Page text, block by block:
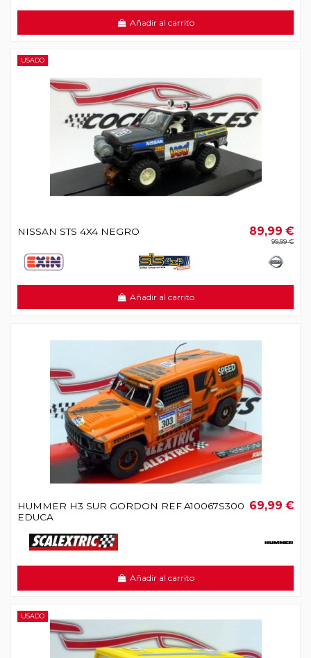
Añadir al carrito
USADO
NISSAN STS 4X4 NEGRO 89,99 €
99,99 €
Añadir al carrito
HUMMER H3 SUR GORDON REF.A10067S300
EDUCA
69,99 €
Añadir al carrito
USADO